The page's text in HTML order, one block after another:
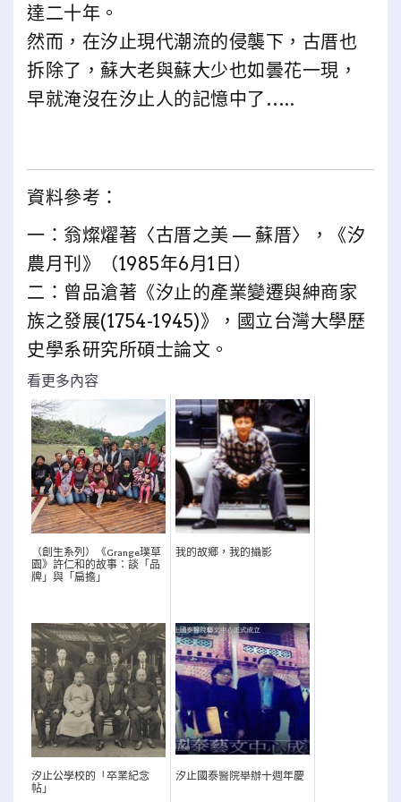
達二十年。
然而，在汐止現代潮流的侵襲下，古厝也
拆除了，蘇大老與蘇大少也如曇花一現，
早就淹沒在汐止人的記憶中了…..
資料參考：
一：翁燦燿著〈古厝之美 — 蘇厝〉，《汐
農月刊》（1985年6月1日）
二：曾品滄著《汐止的產業變遷與紳商家
族之發展(1754-1945)》，國立台灣大學歷
史學系研究所碩士論文。
看更多內容
（創生系列）《Grange璞草
園》許仁和的故事：談「品
牌」與「扁擔」
我的故鄉，我的攝影
汐止公學校的「卒業紀念
帖」
汐止國泰醫院舉辦十週年慶